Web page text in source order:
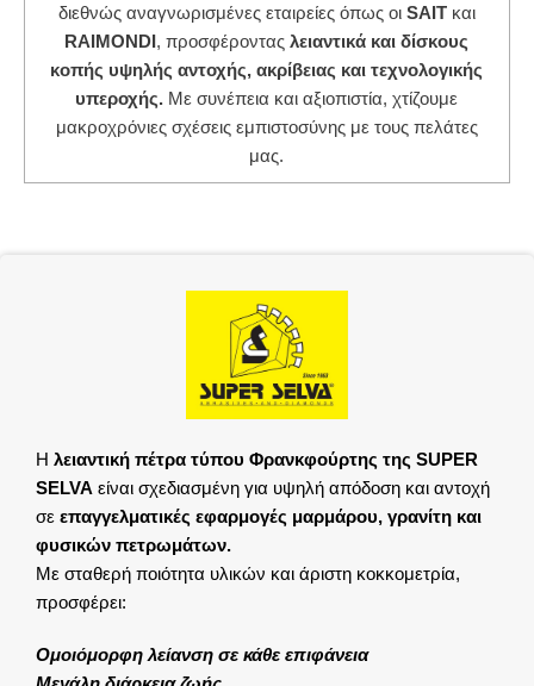
διεθνώς αναγνωρισμένες εταιρείες όπως οι SAITκαι
RAIMONDI, προσφέρονταςλειαντικά και δίσκους
κοπής υψηλής αντοχής, ακρίβειας και τεχνολογικής
υπεροχής. Με συνέπεια και αξιοπιστία, χτίζουμε
μακροχρόνιες σχέσεις εμπιστοσύνης με τους πελάτες
μας.
Η λειαντική πέτρα τύπου Φρανκφούρτης της SUPER
SELVA είναι σχεδιασμένη για υψηλή απόδοση και αντοχή
σε επαγγελματικές εφαρμογές μαρμάρου, γρανίτη και
φυσικών πετρωμάτων.
Με σταθερή ποιότητα υλικών και άριστη κοκκομετρία,
προσφέρει:
Ομοιόμορφη λείανση σε κάθε επιφάνεια